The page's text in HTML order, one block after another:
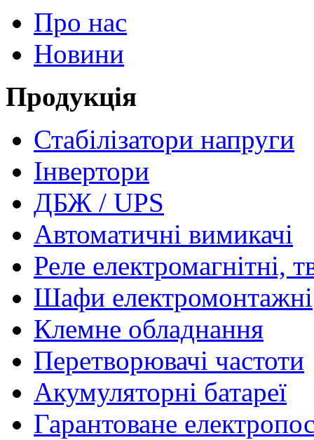
Про нас
Новини
Продукція
Стабілізатори напруги
Інвертори
ДБЖ / UPS
Автоматичні вимикачі
Реле електромагнітні,
Шафи електромонтажні
Клемне обладнання
Перетворювачі частоти
Акумуляторні батареї
Гарантоване